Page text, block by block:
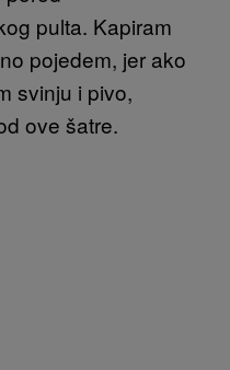
pulta. Kapiram
pojedem, jer ako
svinju i pivo,
ove šatre.